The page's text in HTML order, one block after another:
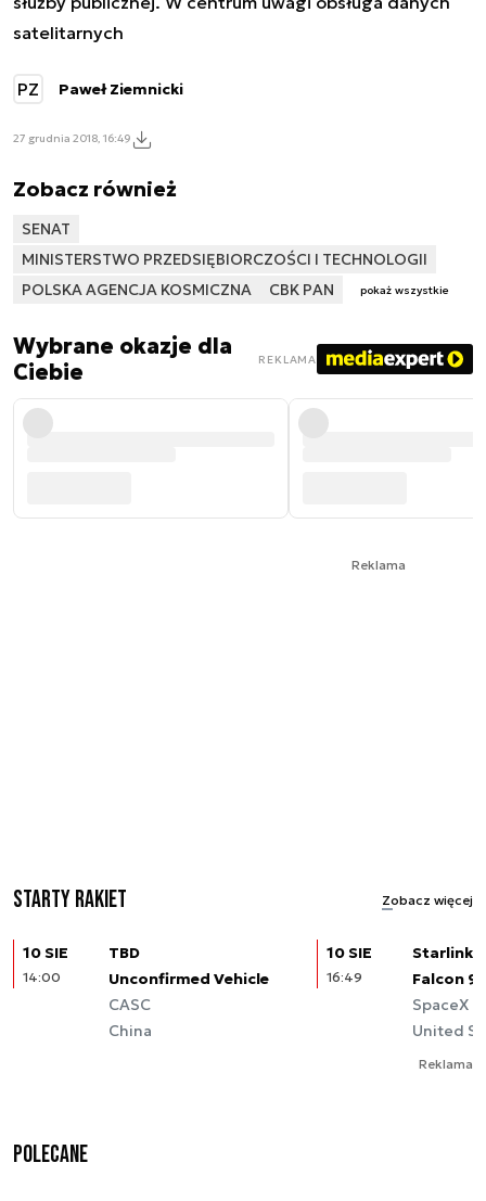
satelitarnych
PZ Paweł Ziemnicki
27 grudnia 2018, 16:49
Zobacz również
SENAT
MINISTERSTWO PRZEDSIĘBIORCZOŚCI I TECHNOLOGII
POLSKA AGENCJA KOSMICZNA
CBK PAN pokaż wszystkie
Wybrane okazje dla
Ciebie
REKLAMA
Reklama
Starty rakiet Zobacz więcej
10 SIE
14:00
TBD
Unconfirmed Vehicle
CASC
China
10 SIE
16:49
Starlink
Falcon 9
SpaceX
United
Reklama
Polecane